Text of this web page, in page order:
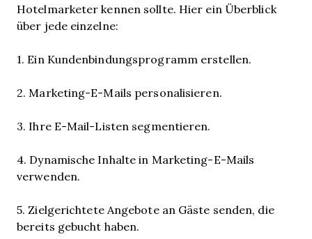
Hotelmarketer kennen sollte. Hier ein Überblick
über jede einzelne:
1. Ein Kundenbindungsprogramm erstellen.
2. Marketing-E-Mails personalisieren.
3. Ihre E-Mail-Listen segmentieren.
4. Dynamische Inhalte in Marketing-E-Mails
verwenden.
5. Zielgerichtete Angebote an Gäste senden, die
bereits gebucht haben.